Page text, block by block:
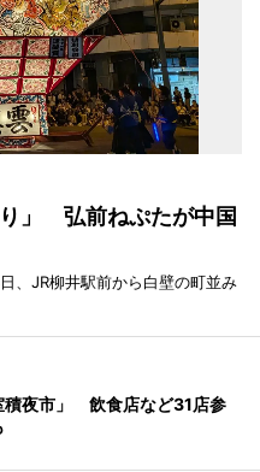
」 弘前ねぷたが中国
、JR柳井駅前から白壁の町並み
積夜市」 飲食店など31店参